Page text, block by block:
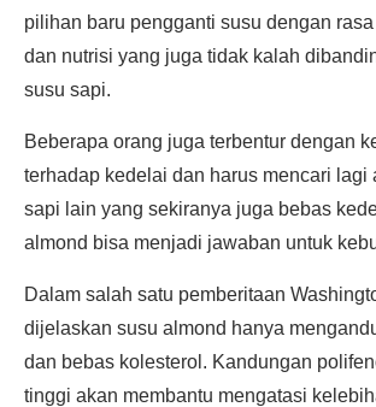
pilihan baru pengganti susu dengan
dan nutrisi yang juga tidak kalah
susu sapi.
Beberapa orang juga terbentur dengan
terhadap kedelai dan harus mencari lagi
sapi lain yang sekiranya juga bebas
almond bisa menjadi jawaban untuk
Dalam salah satu pemberitaan
dijelaskan susu almond hanya
dan bebas kolesterol. Kandungan
tinggi akan membantu mengatasi